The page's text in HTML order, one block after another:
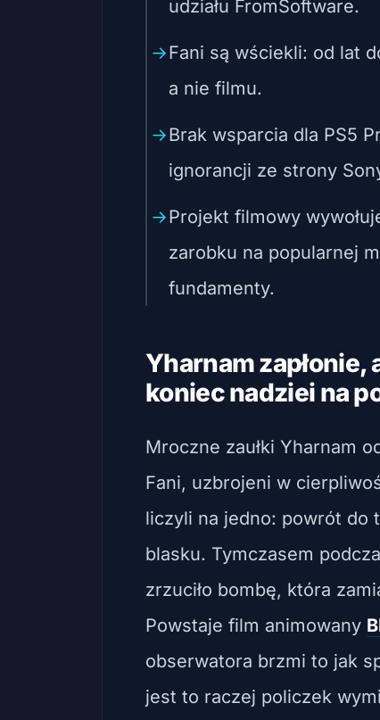
udziału FromSoftware.
Fani są wściekli: od lat
a nie filmu.
Brak wsparcia dla PS5
ignorancji ze strony
Projekt filmowy
zarobku na popularnej
fundamenty.
Yharnam zapłonie,
koniec nadziei na
Mroczne zaułki Yharnam
Fani, uzbrojeni w
liczyli na jedno: powrót do
blasku. Tymczasem
zrzuciło bombę, która
Powstaje film animowany
obserwatora brzmi to jak
jest to raczej policzek